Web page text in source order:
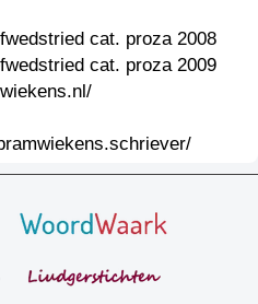
cat. proza 2008
cat. proza 2009